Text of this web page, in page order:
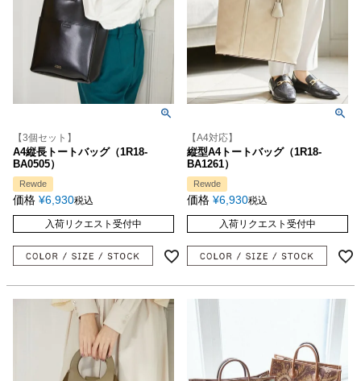
【3個セット】
A4縦長トートバッグ（1R18-
BA0505）
Rewde
価格 ¥6,930税込
入荷リクエスト受付中
【A4対応】
縦型A4トートバッグ（1R18-
BA1261）
Rewde
価格 ¥6,930税込
入荷リクエスト受付中